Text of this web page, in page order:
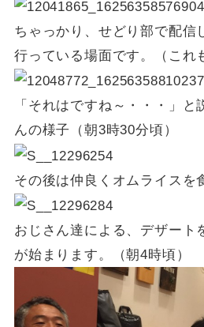
ちゃっかり、せどり部で配信
行っている場面です。（これ
「それはですね～・・・」と
んの様子（朝3時30分頃）
その後は仲良くオムライスを
おじさん達による、デザート
が始まります。（朝4時頃）